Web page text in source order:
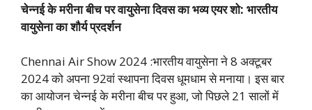
चेन्नई के मरीना बीच पर वायुसेना दिवस का भव्य एयर शो: भारतीय
वायुसेना का शौर्य प्रदर्शन
Chennai Air Show 2024 :भारतीय वायुसेना ने 8 अक्टूबर
2024 को अपना 92वां स्थापना दिवस धूमधाम से मनाया। इस बार
का आयोजन चेन्नई के मरीना बीच पर हुआ, जो पिछले 21 सालों में